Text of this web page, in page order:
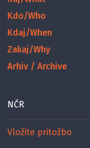
Kdo/Who
Kdaj/When
Zakaj/Why
Arhiv / Archive
NČR
Vložite pritožbo